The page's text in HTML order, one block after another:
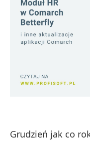
Grudzień jak co